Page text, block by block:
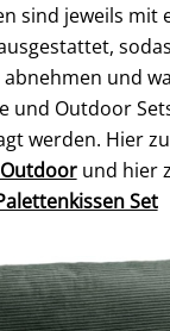
sind jeweils mit
abnehmen und
und Outdoor
werden. Hier
und hier
Set